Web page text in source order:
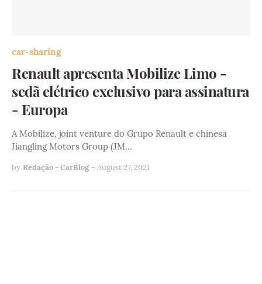
car-sharing
Renault apresenta Mobilize Limo -
sedã elétrico exclusivo para assinatura
- Europa
A Mobilize, joint venture do Grupo Renault e chinesa
Jiangling Motors Group (JM…
by Redação - CarBlog - August 27, 2021